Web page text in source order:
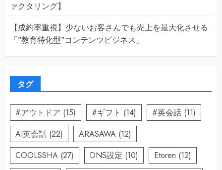
ァクタリング】
【成約率重視】少ないお客さんでも売上を最大化させる
「”教育特化型”コンテンツビジネス」
タグ
#アウトドア (15) #ギフト (14) #英会話 (11)
AI英会話 (22) ARASAWA (12)
COOLSSHA (27) DNS設定 (10) Etoren (12)